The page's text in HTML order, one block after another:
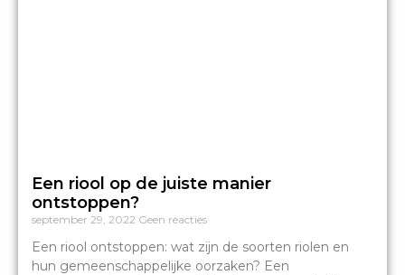
Een riool op de juiste manier
ontstoppen?
september 29, 2022 Geen reacties
Een riool ontstoppen: wat zijn de soorten riolen en
hun gemeenschappelijke oorzaken? Een